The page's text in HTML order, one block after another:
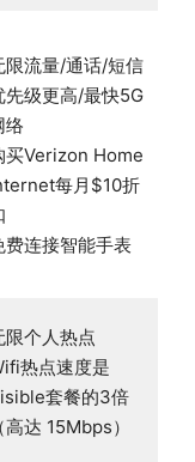
限流量/通话/短信
先级更高/最快5G
络
买Verizon Home
每月$10折
费连接智能手表
限个人热点
热点速度是
套餐的3倍
（高达 15Mbps）